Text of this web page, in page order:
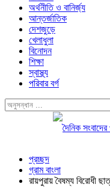
অর্থনীতি ও বানির্জ্য
আন্তর্জাতিক
দেশজুড়ে
খেলাধুলা
বিনোদন
শিক্ষা
স্বাস্থ্য
পরিবার বর্গ
প্রচ্ছদ
গ্রাম বাংলা
রায়পুরায় বৈষম্য বিরোধী